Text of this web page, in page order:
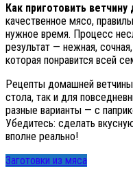
Как приготовить
качественное мясо,
нужное время. Процесс
результат — нежная,
которая понравится всей
Рецепты домашней ветчины
стола, так и для
разные варианты — с
Убедитесь: сделать
вполне реально!
Заготовки из мяса